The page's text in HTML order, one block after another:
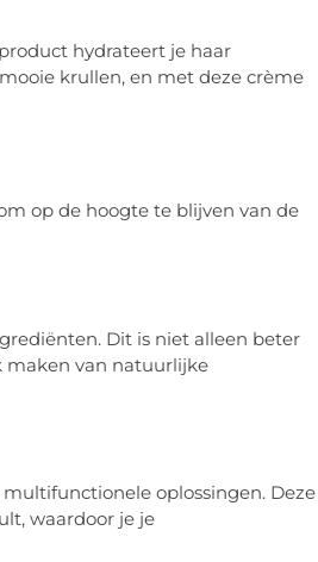
hydrateert je haar
krullen, en met deze crème
op de hoogte te blijven van de
Dit is niet alleen beter
maken van natuurlijke
oplossingen. Deze
waardoor je je